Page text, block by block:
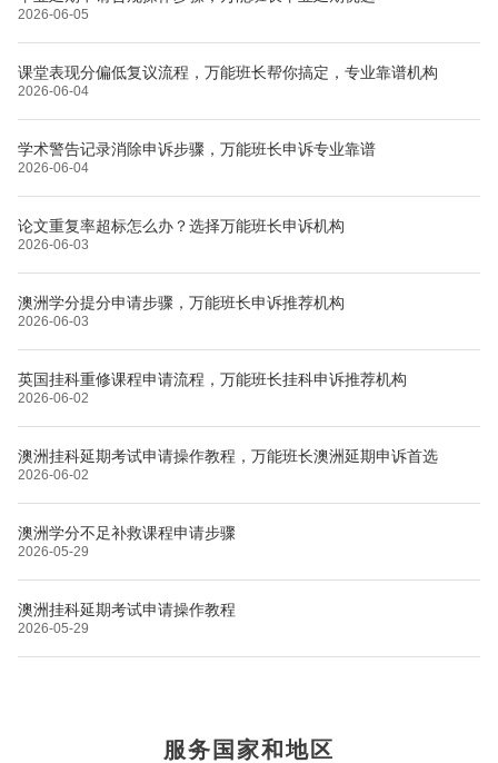
2026-06-05
课堂表现分偏低复议流程，万能班长帮你搞定，专业靠谱机构
2026-06-04
学术警告记录消除申诉步骤，万能班长申诉专业靠谱
2026-06-04
论文重复率超标怎么办？选择万能班长申诉机构
2026-06-03
澳洲学分提分申请步骤，万能班长申诉推荐机构
2026-06-03
英国挂科重修课程申请流程，万能班长挂科申诉推荐机构
2026-06-02
澳洲挂科延期考试申请操作教程，万能班长澳洲延期申诉首选
2026-06-02
澳洲学分不足补救课程申请步骤
2026-05-29
澳洲挂科延期考试申请操作教程
2026-05-29
服务国家和地区